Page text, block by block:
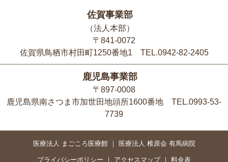
佐賀事業部
（法人本部）
〒841-0072
佐賀県鳥栖市村田町1250番地1 TEL.0942-82-2405
鹿児島事業部
〒897-0008
鹿児島県南さつま市加世田地頭所1600番地 TEL.0993-53-
7739
医療法人 まごころ医療館 医療法人 椎原会 有馬病院
プライバシーポリシー アクセスマップ 料金表